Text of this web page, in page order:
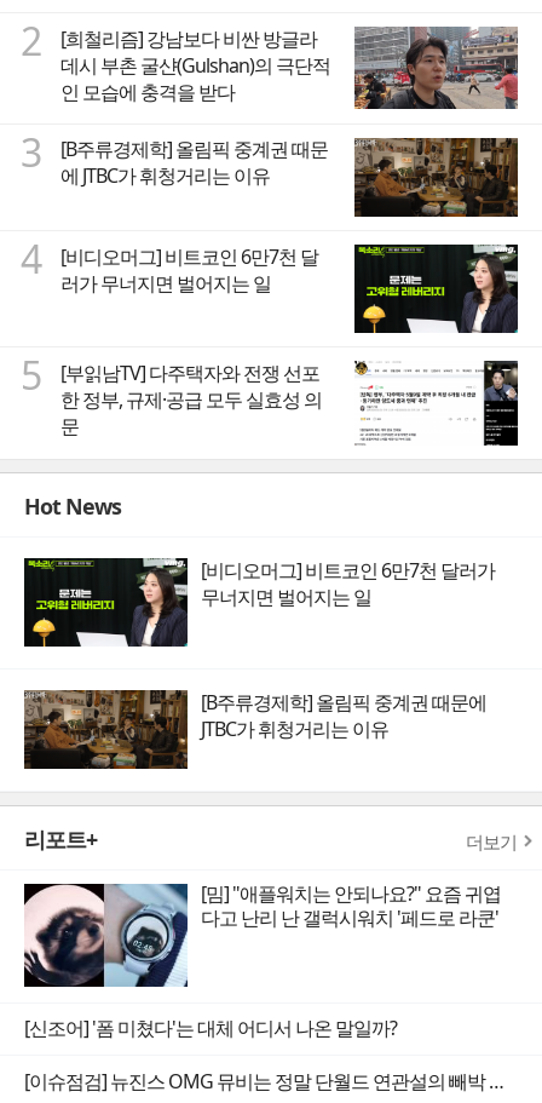
2
[희철리즘] 강남보다 비싼 방글라
데시 부촌 굴샨(Gulshan)의 극단적
인 모습에 충격을 받다
3
[B주류경제학] 올림픽 중계권 때문
에 JTBC가 휘청거리는 이유
4
[비디오머그] 비트코인 6만7천 달
러가 무너지면 벌어지는 일
5
[부읽남TV] 다주택자와 전쟁 선포
한 정부, 규제·공급 모두 실효성 의
문
Hot News
[비디오머그] 비트코인 6만7천 달러가
무너지면 벌어지는 일
[B주류경제학] 올림픽 중계권 때문에
JTBC가 휘청거리는 이유
리포트+ 더보기
[밈] "애플워치는 안되나요?" 요즘 귀엽
다고 난리 난 갤럭시워치 '페드로 라쿤'
[신조어] '폼 미쳤다'는 대체 어디서 나온 말일까?
[이슈점검] 뉴진스 OMG 뮤비는 정말 단월드 연관설의 빼박 증거일까